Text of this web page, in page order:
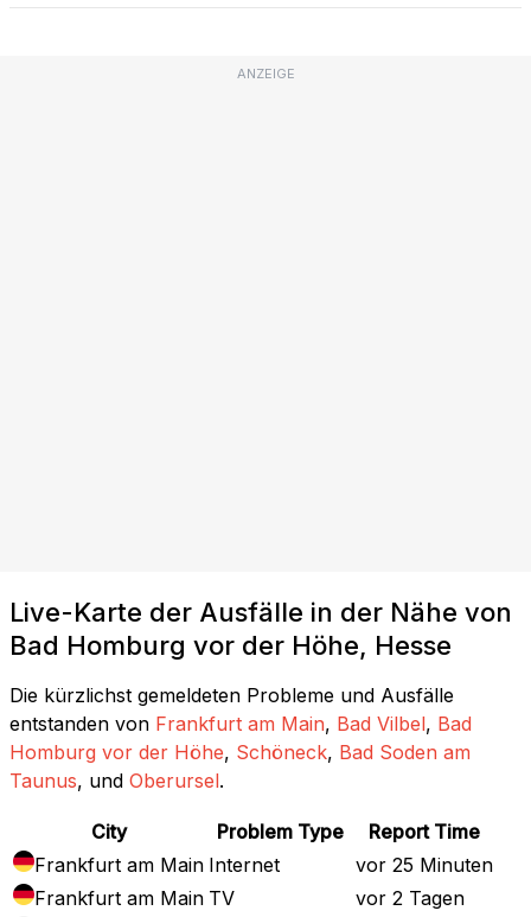
ANZEIGE
Live-Karte der Ausfälle in der Nähe von
Bad Homburg vor der Höhe, Hesse
Die kürzlichst gemeldeten Probleme und Ausfälle
entstanden von Frankfurt am Main, Bad Vilbel, Bad
Homburg vor der Höhe, Schöneck, Bad Soden am
Taunus, und Oberursel.
City Problem Type
Report Time
Frankfurt am Main Internet
vor 25 Minuten
Frankfurt am Main TV
vor 2 Tagen